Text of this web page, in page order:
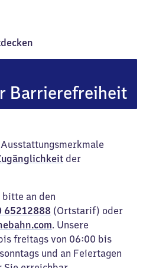
Barrierefreiheit
der
bitte an den
65212888 (Ortstarif) oder
. Unsere
freitags von 06:00 bis
und an Feiertagen